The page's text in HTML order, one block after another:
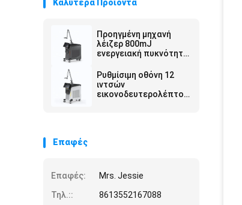
Καλύτερα Προϊόντα
Προηγμένη μηχανή
λέιζερ 800mJ
ενεργειακή πυκνότητα
στόχευσης
Ρυθμίσιμη οθόνη 12
ιντσών
εικονοδευτερολέπτου
Επαφές
Επαφές:
Mrs. Jessie
Τηλ.::
8613552167088